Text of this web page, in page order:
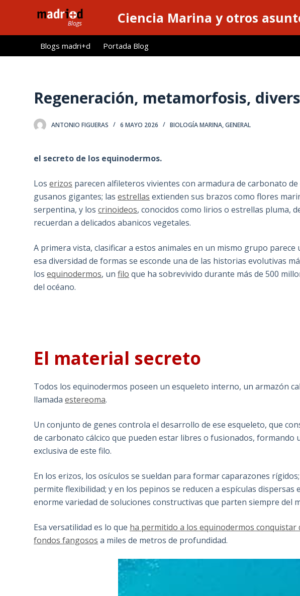
l
Ciencia Marina y otros
Blogs madri+d Portada Blog
Regeneración, metamorfosis,
ANTONIO FIGUERAS 6 MAYO 2026 BIOLOGÍA MARINA,GENERAL
el secreto de los equinodermos.
Loserizos parecen alfileteros vivientes con armadura de carbonato de
gusanos gigantes; lasestrellas extienden sus brazos como flores
serpentina, y loscrinoideos, conocidos como lirios o estrellas pluma,
recuerdan a delicados abanicos vegetales.
A primera vista, clasificar a estos animales en un mismo grupo
esa diversidad de formas se esconde una de las historias evolutivas
losequinodermos, unfilo que ha sobrevivido durante más de 500
del océano.
El material secreto
Todos los equinodermos poseen un esqueleto interno, un armazón
llamadaestereoma.
Un conjunto de genes controla el desarrollo de ese esqueleto, que
de carbonato cálcico que pueden estar libres o fusionados,
exclusiva de este filo.
En los erizos, los osículos se sueldan para formar caparazones
permite flexibilidad; y en los pepinos se reducen a espículas dispersas
enorme variedad de soluciones constructivas que parten siempre del
Esa versatilidad es lo que ha permitido a los equinodermos
fondos fangosos a miles de metros de profundidad.